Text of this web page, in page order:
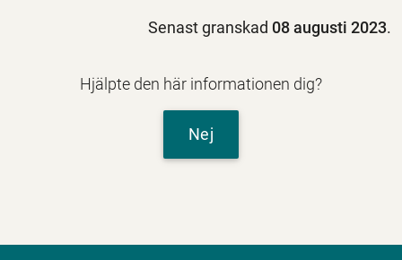
Senast granskad 08 augusti 2023.
Hjälpte den här informationen dig?
Nej